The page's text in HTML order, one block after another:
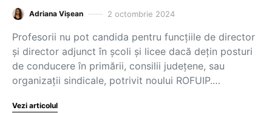
Adriana Vișean 2 octombrie 2024
Profesorii nu pot candida pentru funcțiile de director
și director adjunct în școli și licee dacă dețin posturi
de conducere în primării, consilii județene, sau
organizații sindicale, potrivit noului ROFUIP.…
Vezi articolul